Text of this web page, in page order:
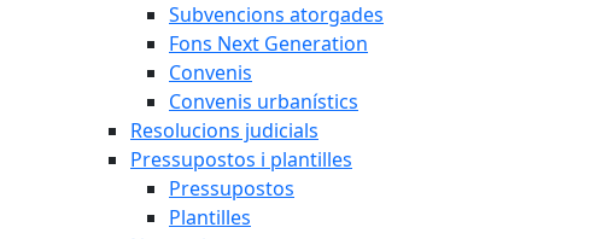
Subvencions atorgades
Fons Next Generation
Convenis
Convenis urbanístics
Resolucions judicials
Pressupostos i plantilles
Pressupostos
Plantilles